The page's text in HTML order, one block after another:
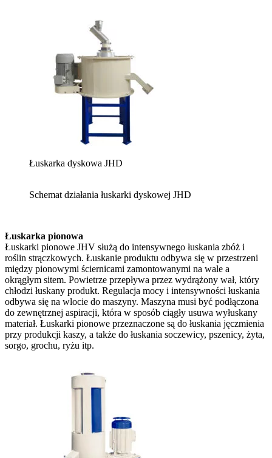
Łuskarka dyskowa JHD
Schemat działania łuskarki dyskowej JHD
Łuskarka pionowa
Łuskarki pionowe JHV służą do intensywnego łuskania zbóż i
roślin strączkowych. Łuskanie produktu odbywa się w przestrzeni
między pionowymi ściernicami zamontowanymi na wale a
okrągłym sitem. Powietrze przepływa przez wydrążony wał, który
chłodzi łuskany produkt. Regulacja mocy i intensywności łuskania
odbywa się na wlocie do maszyny. Maszyna musi być podłączona
do zewnętrznej aspiracji, która w sposób ciągły usuwa wyłuskany
materiał. Łuskarki pionowe przeznaczone są do łuskania jęczmienia
przy produkcji kaszy, a także do łuskania soczewicy, pszenicy, żyta,
sorgo, grochu, ryżu itp.